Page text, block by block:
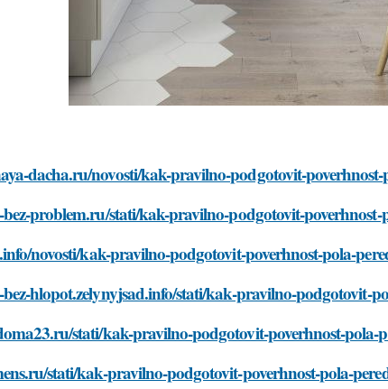
dacha.ru/novosti/kak-pravilno-podgotovit-
problem.ru/stati/kak-pravilno-podgotovit-
novosti/kak-pravilno-podgotovit-poverhnost-pola-
hlopot.zelynyjsad.info/stati/kak-pravilno-podgotovit-
stati/kak-pravilno-podgotovit-poverhnost-pola-
stati/kak-pravilno-podgotovit-poverhnost-pola-